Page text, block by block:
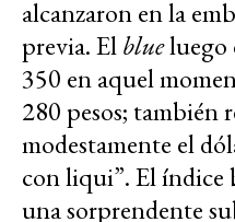
alcanzaron en la
previa. Elblueluego
350 en aquel
280 pesos; también
modestamente el
con liqui”. El
una sorprendente